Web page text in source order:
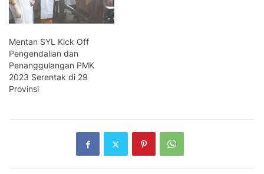
Mentan SYL Kick Off
Pengendalian dan
Penanggulangan PMK
2023 Serentak di 29
Provinsi